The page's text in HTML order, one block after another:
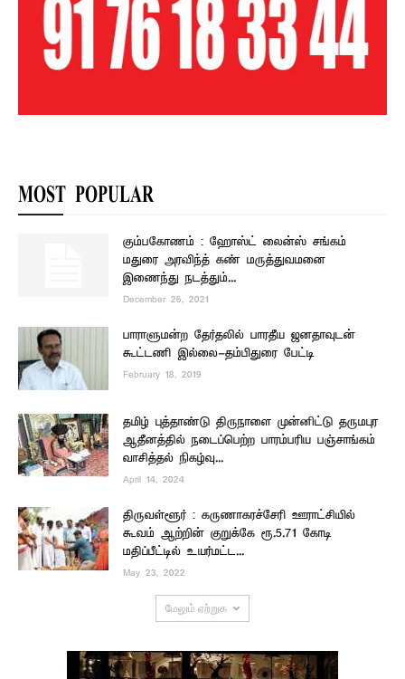
MOST POPULAR
கும்பகோணம் : ஹோஸ்ட் லைன்ஸ் சங்கம்
மதுரை அரவிந்த் கண் மருத்துவமனை
இணைந்து நடத்தும்...
December 26, 2021
பாராளுமன்ற தேர்தலில் பாரதீய ஜனதாவுடன்
கூட்டணி இல்லை-தம்பிதுரை பேட்டி
February 18, 2019
தமிழ் புத்தாண்டு திருநாளை முன்னிட்டு தருமபுர
ஆதீனத்தில் நடைப்பெற்ற பாரம்பரிய பஞ்சாங்கம்
வாசித்தல் நிகழ்வு...
April 14, 2024
திருவள்ளூர் : கருணாகரச்சேரி ஊராட்சியில்
கூவம் ஆற்றின் குறுக்கே ரூ.5.71 கோடி
மதிப்பீட்டில் உயர்மட்ட...
May 23, 2022
மேலும் ஏற்றுக